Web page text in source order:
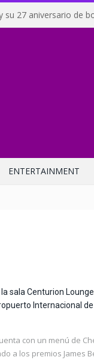
su 27 aniversario de
ENTERTAINMENT
sala Centurion
Internacional de
con un menú de
a los premios James